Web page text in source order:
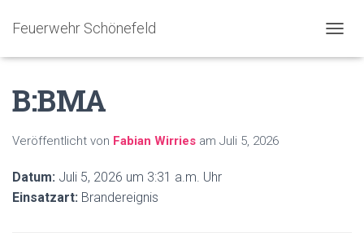
Feuerwehr Schönefeld
B:BMA
Veröffentlicht von Fabian Wirries am Juli 5, 2026
Datum: Juli 5, 2026 um 3:31 a.m. Uhr
Einsatzart: Brandereignis